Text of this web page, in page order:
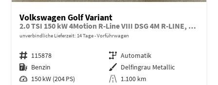
Volkswagen Golf Variant
2.0 TSI 150 kW 4Motion R-Line VIII DSG 4M R-LINE, AHK, easyOpen, LED-Plus, 18-Zoll, 3 J.-Garantie
unverbindliche Lieferzeit: 14 Tage Vorführwagen
Fahrzeugnr. 115878 Getriebe Automatik
Kraftstoff Benzin Außenfarbe Delfingrau Metallic
Leistung 150 kW (204 PS) Kilometerstand 1.100 km